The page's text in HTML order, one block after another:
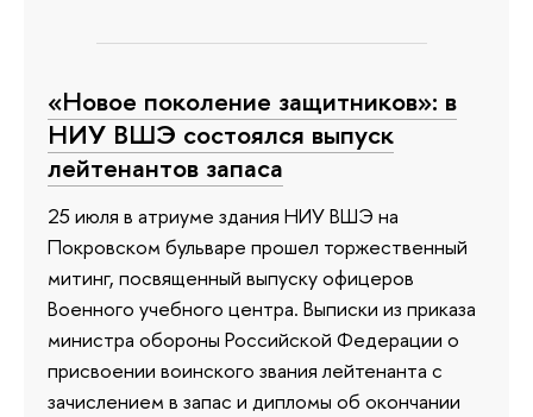
«Новое поколение защитников»: в
НИУ ВШЭ состоялся выпуск
лейтенантов запаса
25 июля в атриуме здания НИУ ВШЭ на
Покровском бульваре прошел торжественный
митинг, посвященный выпуску офицеров
Военного учебного центра. Выписки из приказа
министра обороны Российской Федерации о
присвоении воинского звания лейтенанта с
зачислением в запас и дипломы об окончании